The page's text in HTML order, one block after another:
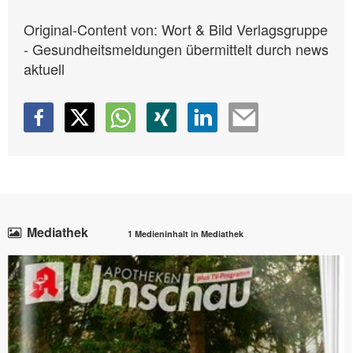
Original-Content von: Wort & Bild Verlagsgruppe
- Gesundheitsmeldungen übermittelt durch news
aktuell
Mediathek 1 Medieninhalt in Mediathek